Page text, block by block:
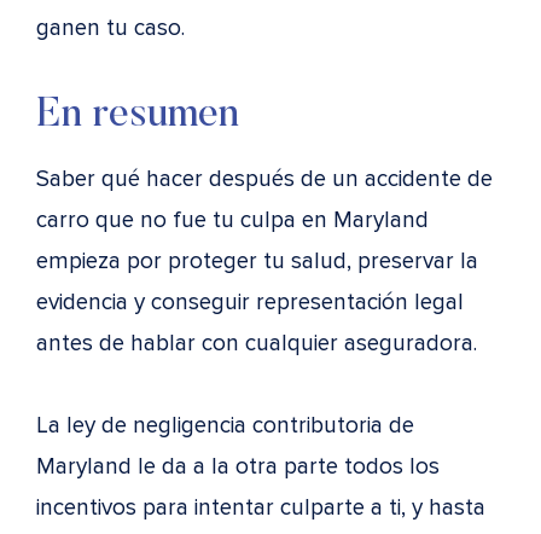
ganen tu caso.
En resumen
Saber qué hacer después de un accidente de
carro que no fue tu culpa en Maryland
empieza por proteger tu salud, preservar la
evidencia y conseguir representación legal
antes de hablar con cualquier aseguradora.
La ley de negligencia contributoria de
Maryland le da a la otra parte todos los
incentivos para intentar culparte a ti, y hasta